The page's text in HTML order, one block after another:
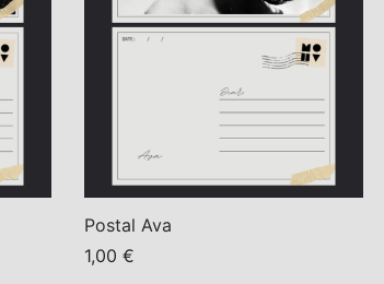
Postal Ava
1,00 €